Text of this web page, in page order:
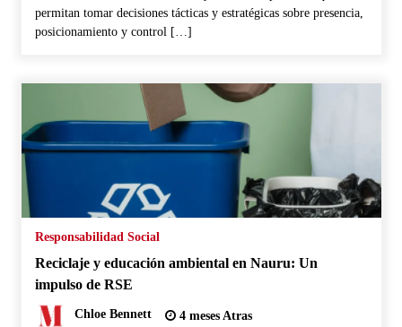
permitan tomar decisiones tácticas y estratégicas sobre presencia,
posicionamiento y control […]
Responsabilidad Social
Reciclaje y educación ambiental en Nauru: Un
impulso de RSE
Chloe Bennett 4 meses Atras